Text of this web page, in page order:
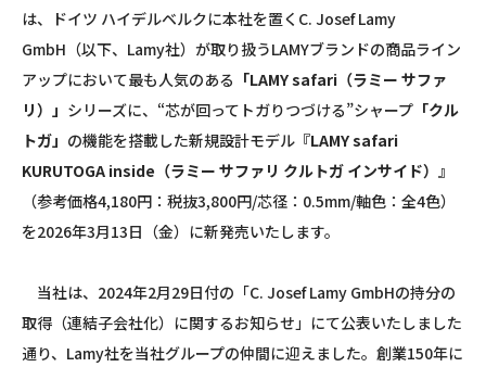
は、ドイツ ハイデルベルクに本社を置くC. Josef Lamy
GmbH（以下、Lamy社）が取り扱うLAMYブランドの商品ライン
アップにおいて最も人気のある 「LAMY safari（ラミー サファ
リ）」 シリーズに、“芯が回ってトガりつづける”シャープ 「クル
トガ」 の機能を搭載した新規設計モデル 『LAMY safari
KURUTOGA inside（ラミー サファリ クルトガ インサイド）』
（参考価格4,180円：税抜3,800円/芯径：0.5mm/軸色：全4色）
を2026年3月13日（金）に新発売いたします。
当社は、2024年2月29日付の「C. Josef Lamy GmbHの持分の
取得（連結子会社化）に関するお知らせ」にて公表いたしました
通り、Lamy社を当社グループの仲間に迎えました。創業150年に